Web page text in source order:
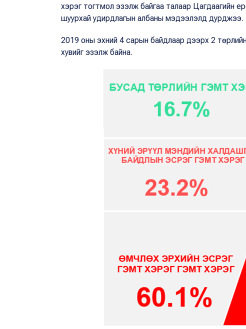
хэрэг тогтмол эзэлж байгаа талаар Цагдаагийн
шуурхай удирдлагын албаны мэдээлэлд дурджээ.
2019 оны эхний 4 сарын байдлаар дээрх 2
хувийг эзэлж байна.